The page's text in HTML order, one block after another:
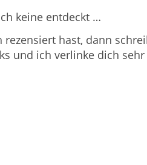
keine entdeckt …
hast, dann
und ich verlinke dich